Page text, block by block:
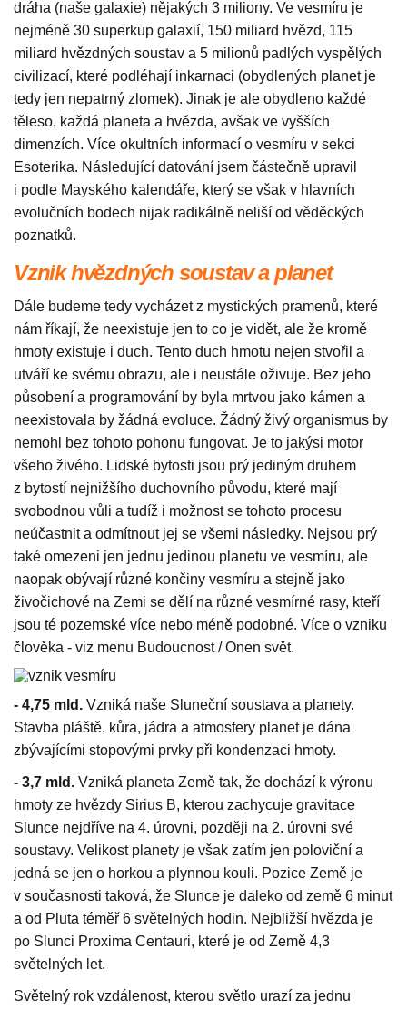
dráha (naše galaxie) nějakých 3 miliony. Ve vesmíru je
nejméně 30 superkup galaxií, 150 miliard hvězd, 115
miliard hvězdných soustav a 5 milionů padlých vyspělých
civilizací, které podléhají inkarnaci (obydlených planet je
tedy jen nepatrný zlomek). Jinak je ale obydleno každé
těleso, každá planeta a hvězda, avšak ve vyšších
dimenzích. Více okultních informací o vesmíru v sekci
Esoterika. Následující datování jsem částečně upravil
i podle Mayského kalendáře, který se však v hlavních
evolučních bodech nijak radikálně neliší od věděckých
poznatků.
Vznik hvězdných soustav a planet
Dále budeme tedy vycházet z mystických pramenů, které
nám říkají, že neexistuje jen to co je vidět, ale že kromě
hmoty existuje i duch. Tento duch hmotu nejen stvořil a
utváří ke svému obrazu, ale i neustále oživuje. Bez jeho
působení a programování by byla mrtvou jako kámen a
neexistovala by žádná evoluce. Žádný živý organismus by
nemohl bez tohoto pohonu fungovat. Je to jakýsi motor
všeho živého. Lidské bytosti jsou prý jediným druhem
z bytostí nejnižšího duchovního původu, které mají
svobodnou vůli a tudíž i možnost se tohoto procesu
neúčastnit a odmítnout jej se všemi následky. Nejsou prý
také omezeni jen jednu jedinou planetu ve vesmíru, ale
naopak obývají různé končiny vesmíru a stejně jako
živočichové na Zemi se dělí na různé vesmírné rasy, kteří
jsou té pozemské více nebo méně podobné. Více o vzniku
člověka - viz menu Budoucnost / Onen svět.
- 4,75 mld. Vzniká naše Sluneční soustava a planety.
Stavba pláště, kůra, jádra a atmosfery planet je dána
zbývajícími stopovými prvky při kondenzaci hmoty.
- 3,7 mld. Vzniká planeta Země tak, že dochází k výronu
hmoty ze hvězdy Sirius B, kterou zachycuje gravitace
Slunce nejdříve na 4. úrovni, později na 2. úrovni své
soustavy. Velikost planety je však zatím jen poloviční a
jedná se jen o horkou a plynnou kouli. Pozice Země je
v současnosti taková, že Slunce je daleko od země 6 minut
a od Pluta téměř 6 světelných hodin. Nejbližší hvězda je
po Slunci Proxima Centauri, které je od Země 4,3
světelných let.
Světelný rok vzdálenost, kterou světlo urazí za jednu